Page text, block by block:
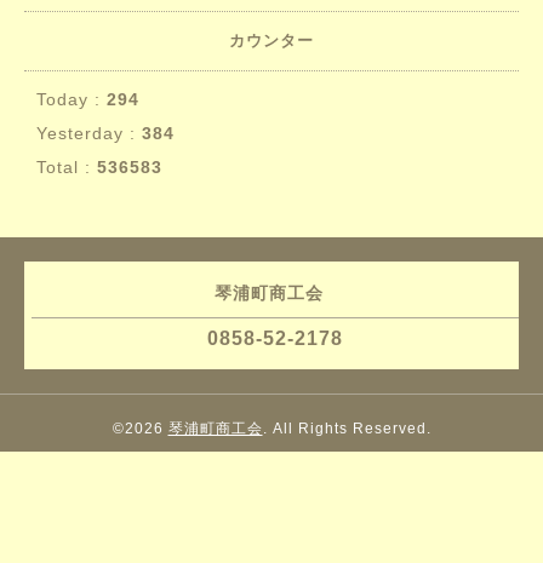
カウンター
Today : 294
Yesterday : 384
Total : 536583
琴浦町商工会
0858-52-2178
©2026 琴浦町商工会 . All Rights Reserved.